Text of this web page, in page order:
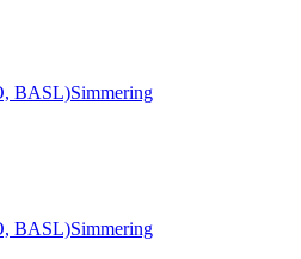
BASL)Simmering
BASL)Simmering